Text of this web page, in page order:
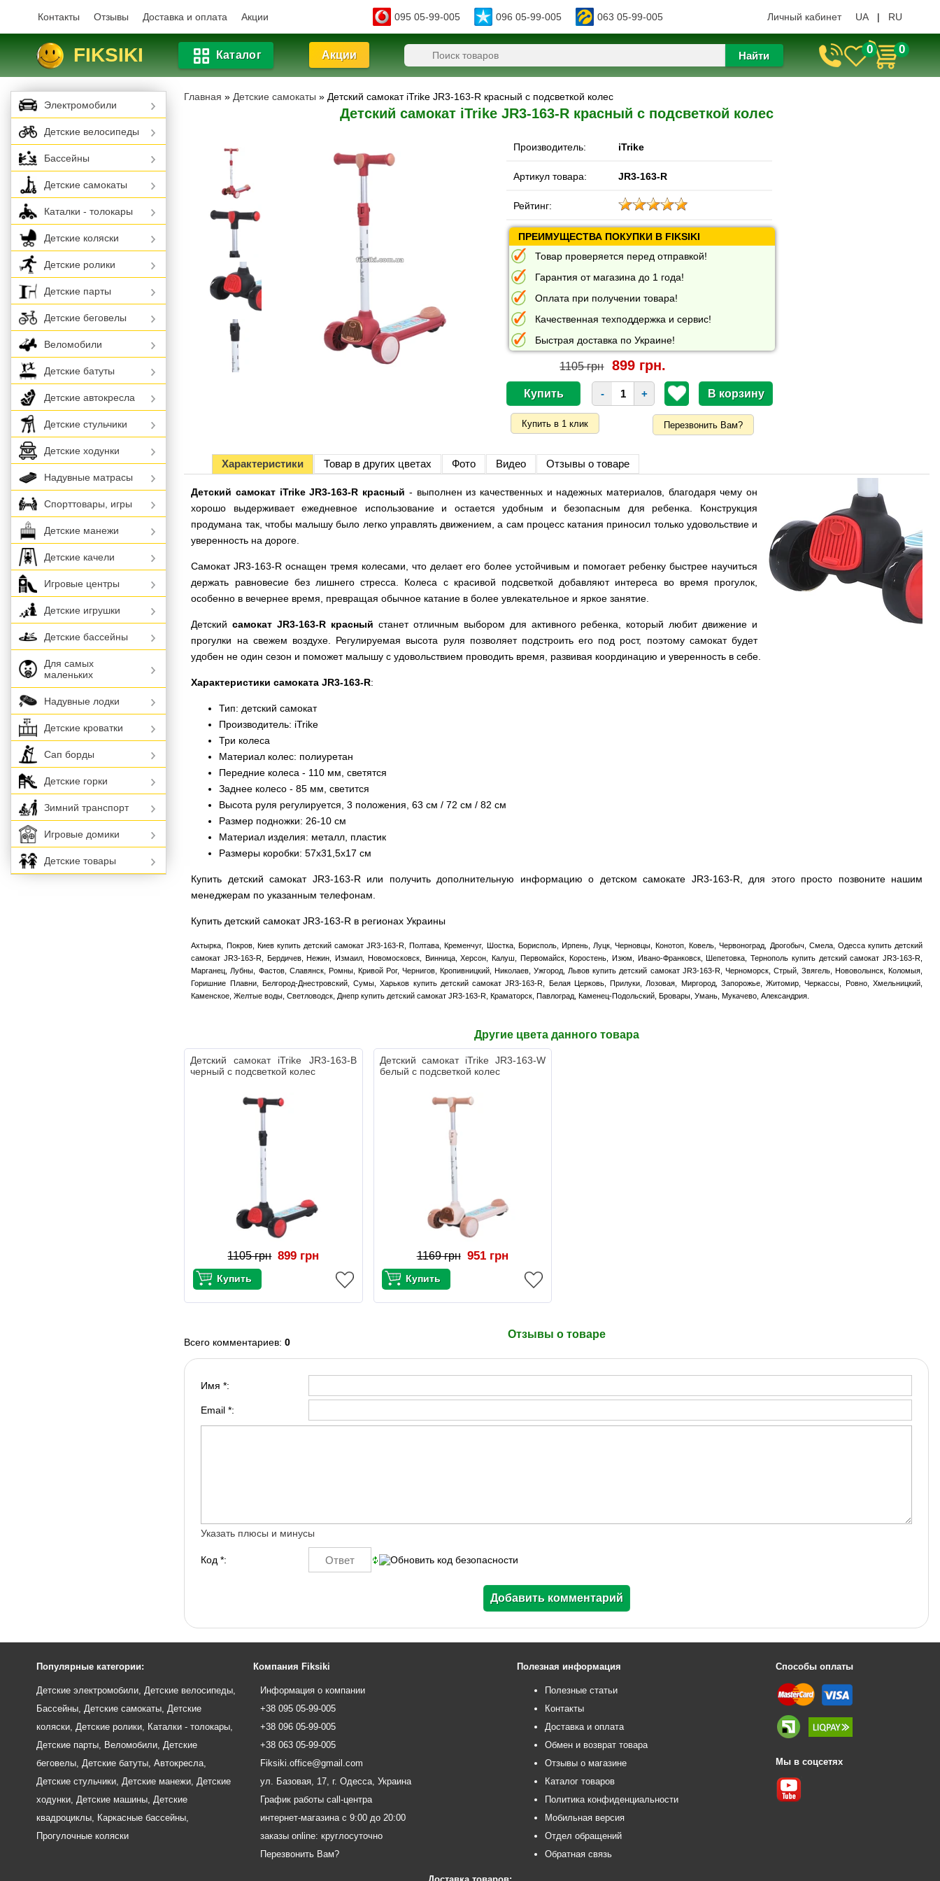
Контакты Отзывы Доставка и оплата Акции 095 05-99-005 096 05-99-005 063 05-99-005 Личный кабинет UA | RU
FIKSIKI Каталог Акции Найти 0 0
Главная » Детские самокаты » Детский самокат iTrike JR3-163-R красный с подсветкой колес
Детский самокат iTrike JR3-163-R красный с подсветкой колес
Производитель: iTrike
Артикул товара: JR3-163-R
Рейтинг:
ПРЕИМУЩЕСТВА ПОКУПКИ В FIKSIKI
Товар проверяется перед отправкой!
Гарантия от магазина до 1 года!
Оплата при получении товара!
Качественная техподдержка и сервис!
Быстрая доставка по Украине!
1105 грн 899 грн.
- +
Перезвонить Вам?
Характеристики Товар в других цветах Фото Видео Отзывы о товаре
Детский самокат iTrike JR3-163-R красный - выполнен из качественных и надежных материалов, благодаря чему он
хорошо выдерживает ежедневное использование и остается удобным и безопасным для ребенка. Конструкция
продумана так, чтобы малышу было легко управлять движением, а сам процесс катания приносил только удовольствие и
уверенность на дороге.
Самокат JR3-163-R оснащен тремя колесами, что делает его более устойчивым и помогает ребенку быстрее научиться
держать равновесие без лишнего стресса. Колеса с красивой подсветкой добавляют интереса во время прогулок,
особенно в вечернее время, превращая обычное катание в более увлекательное и яркое занятие.
Детскийсамокат JR3-163-R красный станет отличным выбором для активного ребенка, который любит движение и
прогулки на свежем воздухе. Регулируемая высота руля позволяет подстроить его под рост, поэтому самокат будет
удобен не один сезон и поможет малышу с удовольствием проводить время, развивая координацию и уверенность в себе.
Характеристики самоката JR3-163-R:
Тип: детский самокат
Производитель: iTrike
Три колеса
Материал колес: полиуретан
Передние колеса - 110 мм, светятся
Заднее колесо - 85 мм, светится
Высота руля регулируется, 3 положения, 63 см / 72 см / 82 см
Размер подножки: 26-10 см
Материал изделия: металл, пластик
Размеры коробки: 57х31,5х17 см
Купить детский самокат JR3-163-R или получить дополнительную информацию о детском самокате JR3-163-R, для этого просто позвоните нашим
менеджерам по указанным телефонам.
Купить детский самокат JR3-163-R в регионах Украины
Ахтырка, Покров, Киев купить детский самокат JR3-163-R, Полтава, Кременчуг, Шостка, Борисполь, Ирпень, Луцк, Черновцы, Конотоп, Ковель, Червоноград, Дрогобыч, Смела, Одесса купить детский
самокат JR3-163-R, Бердичев, Нежин, Измаил, Новомосковск, Винница, Херсон, Калуш, Первомайск, Коростень, Изюм, Ивано-Франковск, Шепетовка, Тернополь купить детский самокат JR3-163-R,
Марганец, Лубны, Фастов, Славянск, Ромны, Кривой Рог, Чернигов, Кропивницкий, Николаев, Ужгород, Львов купить детский самокат JR3-163-R, Черноморск, Стрый, Звягель, Нововолынск, Коломыя,
Горишние Плавни, Белгород-Днестровский, Сумы, Харьков купить детский самокат JR3-163-R, Белая Церковь, Прилуки, Лозовая, Миргород, Запорожье, Житомир, Черкассы, Ровно, Хмельницкий,
Каменское, Желтые воды, Светловодск, Днепр купить детский самокат JR3-163-R, Краматорск, Павлоград, Каменец-Подольский, Бровары, Умань, Мукачево, Александрия.
Другие цвета данного товара
Детский самокат iTrike JR3-163-B
черный с подсветкой колес
1105 грн 899 грн
Детский самокат iTrike JR3-163-W
белый с подсветкой колес
1169 грн 951 грн
Отзывы о товаре
Всего комментариев:0
Имя *:
Email *:
Указать плюсы и минусы
Код *:
Электромобили
Детские велосипеды
Бассейны
Детские самокаты
Каталки - толокары
Детские коляски
Детские ролики
Детские парты
Детские беговелы
Веломобили
Детские батуты
Детские автокресла
Детские стульчики
Детские ходунки
Надувные матрасы
Спорттовары, игры
Детские манежи
Детские качели
Игровые центры
Детские игрушки
Детские бассейны
Для самых
маленьких
Надувные лодки
Детские кроватки
Сап борды
Детские горки
Зимний транспорт
Игровые домики
Детские товары
Популярные категории:
Детские электромобили Детские велосипеды
Бассейны Детские самокаты Детские
коляски Детские ролики Каталки - толокары
Детские парты Веломобили Детские
беговелы Детские батуты Автокресла
Детские стульчики Детские манежи Детские
ходунки Детские машины Детские
квадроциклы Каркасные бассейны
Прогулочные коляски
Компания Fiksiki
Информация о компании
+38 095 05-99-005
+38 096 05-99-005
+38 063 05-99-005
Fiksiki.office@gmail.com
ул. Базовая, 17, г. Одесса, Украина
График работы call-центра
интернет-магазина с 9:00 до 20:00
заказы online: круглосуточно
Перезвонить Вам?
Полезная информация
Полезные статьи
Контакты
Доставка и оплата
Обмен и возврат товара
Отзывы о магазине
Каталог товаров
Политика конфиденциальности
Мобильная версия
Отдел обращений
Обратная связь
Способы оплаты
Мы в соцсетях
Доставка товаров: